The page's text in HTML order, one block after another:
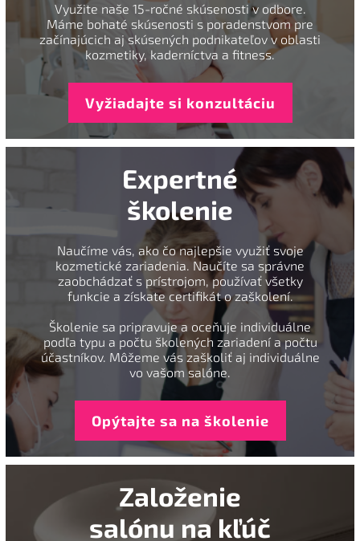
Využite naše 15-ročné skúsenosti v odbore.
Máme bohaté skúsenosti s poradenstvom pre
začínajúcich aj skúsených podnikateľov v oblasti
kozmetiky, kaderníctva a fitness.
Vyžiadajte si konzultáciu
Expertné
školenie
Naučíme vás, ako čo najlepšie využiť svoje
kozmetické zariadenia. Naučíte sa správne
zaobchádzať s prístrojom, používať všetky
funkcie a získate certifikát o zaškolení.
Školenie sa pripravuje a oceňuje individuálne
podľa typu a počtu školených zariadení a počtu
účastníkov. Môžeme vás zaškoliť aj individuálne
vo vašom salóne.
Opýtajte sa na školenie
Založenie
salónu na kľúč